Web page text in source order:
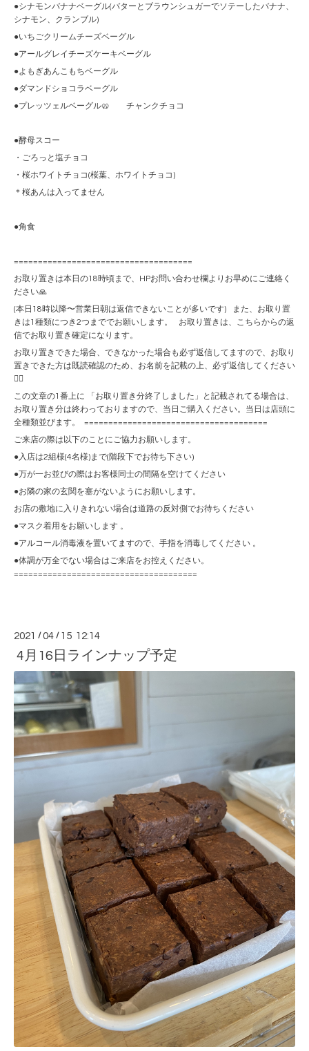
●シナモンバナナベーグル(バターとブラウンシュガーでソテーしたバナナ、
シナモン、クランブル)
●いちごクリームチーズベーグル
●アールグレイチーズケーキベーグル
●よもぎあんこもちベーグル
●ダマンドショコラベーグル
●プレッツェルベーグル🥨 チャンクチョコ
●酵母スコー
・ごろっと塩チョコ
・桜ホワイトチョコ(桜葉、ホワイトチョコ)
＊桜あんは入ってません
●角食
=====================================
お取り置きは本日の18時頃まで、HPお問い合わせ欄よりお早めにご連絡く
ださい🙏
(本日18時以降〜営業日朝は返信できないことが多いです) また、お取り置
きは1種類につき2つまででお願いします。 お取り置きは、こちらからの返
信でお取り置き確定になります。
お取り置きできた場合、できなかった場合も必ず返信してますので、お取り
置きできた方は既読確認のため、お名前を記載の上、必ず返信してください
🙇‍♀️
この文章の1番上に 「お取り置き分終了しました」と記載されてる場合は、
お取り置き分は終わっておりますので、当日ご購入ください。当日は店頭に
全種類並びます。 ======================================
ご来店の際は以下のことにご協力お願いします。
●入店は2組様(4名様)まで(階段下でお待ち下さい)
●万が一お並びの際はお客様同士の間隔を空けてください
●お隣の家の玄関を塞がないようにお願いします。
お店の敷地に入りきれない場合は道路の反対側でお待ちください
●マスク着用をお願いします 。
●アルコール消毒液を置いてますので、手指を消毒してください 。
●体調が万全でない場合はご来店をお控えください。
======================================
2021 /04 / 15 12:14
4月16日ラインナップ予定